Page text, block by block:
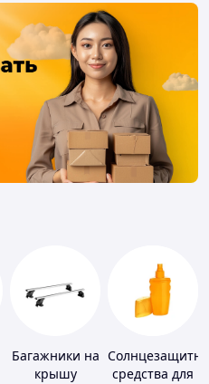
Багажники на
крышу
средства для